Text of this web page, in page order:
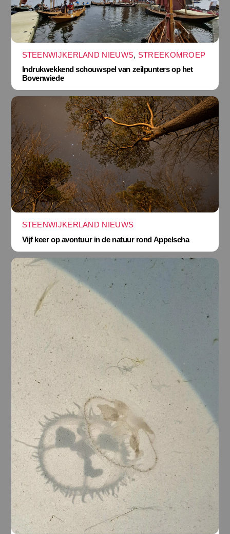
STEENWIJKERLAND NIEUWS, STREEKOMROEP
Indrukwekkend schouwspel van zeilpunters op het
Bovenwiede
STEENWIJKERLAND NIEUWS
Vijf keer op avontuur in de natuur rond Appelscha